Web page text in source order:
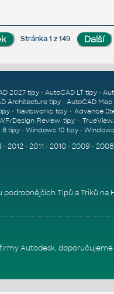
Stránka 1 z 149
2027 tipy •AutoCAD LT tipy •
Architecture tipy•AutoCAD
• Navisworks tipy • Advance
Design Review tipy•
8 tipy• Windows 10 tipy• Windows
• 2012• 2011 • 2010• 2009 • 2008
Tipů a Triků na
Autodesk,